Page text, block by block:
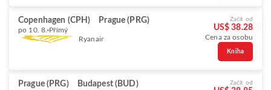
Copenhagen (CPH) Prague (PRG)
po 10. 8. Přímý
Ryanair
Začít od
US$ 38.28
Cena za osobu
Kniha
Prague (PRG) Budapest (BUD) Začít od